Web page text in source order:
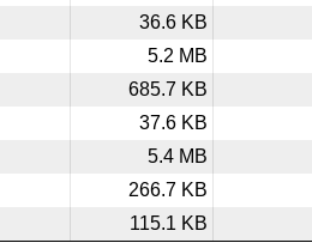
36.6 KB
5.2 MB
685.7 KB
37.6 KB
5.4 MB
266.7 KB
115.1 KB